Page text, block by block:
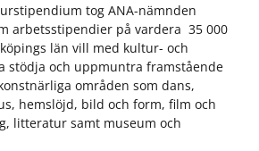
tog ANA-nämnden
arbetsstipendier på vardera 35 000
län vill med kultur- och
stödja och uppmuntra framstående
områden som dans,
hemslöjd, bild och form, film och
litteratur samt museum och